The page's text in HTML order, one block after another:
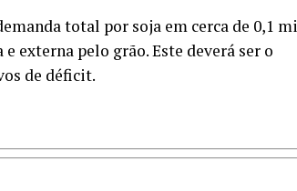
total por soja em cerca de 0,1 mi
externa pelo grão. Este deverá ser o
de déficit.